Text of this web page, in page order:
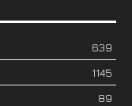
639
1145
89